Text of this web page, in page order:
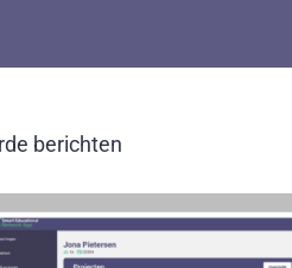
berichten